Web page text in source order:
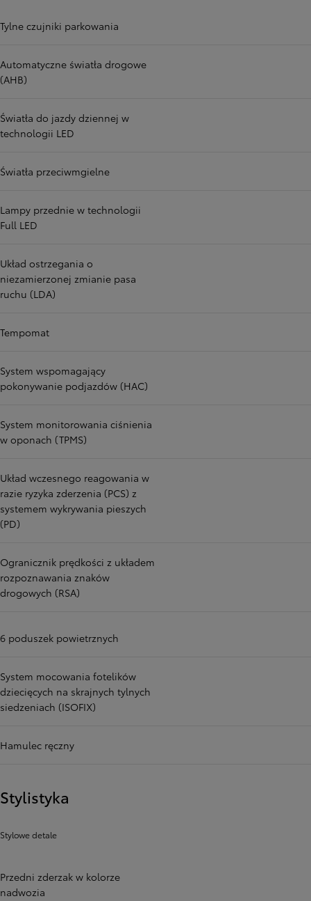
Tylne czujniki parkowania
Automatyczne światła drogowe
(AHB)
Światła do jazdy dziennej w
technologii LED
Światła przeciwmgielne
Lampy przednie w technologii
Full LED
Układ ostrzegania o
niezamierzonej zmianie pasa
ruchu (LDA)
Tempomat
System wspomagający
pokonywanie podjazdów (HAC)
System monitorowania ciśnienia
w oponach (TPMS)
Układ wczesnego reagowania w
razie ryzyka zderzenia (PCS) z
systemem wykrywania pieszych
(PD)
Ogranicznik prędkości z układem
rozpoznawania znaków
drogowych (RSA)
6 poduszek powietrznych
System mocowania fotelików
dziecięcych na skrajnych tylnych
siedzeniach (ISOFIX)
Hamulec ręczny
Stylistyka
Stylowe detale
Przedni zderzak w kolorze
nadwozia